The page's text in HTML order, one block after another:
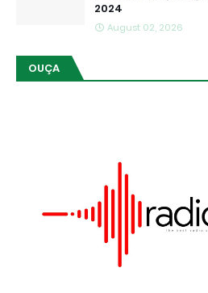
2024
August 02, 2026
OUÇA